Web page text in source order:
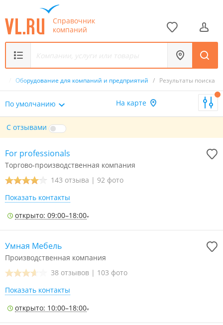
Справочник
компаний
Оборудование для компаний и предприятий / Результаты поиска
По умолчанию На карте
С отзывами
For professionals
Торгово-производственная компания
143 отзыва | 92 фото
Показать контакты
открыто: 09:00–18:00
Умная Мебель
Производственная компания
38 отзывов | 103 фото
Показать контакты
открыто: 10:00–18:00